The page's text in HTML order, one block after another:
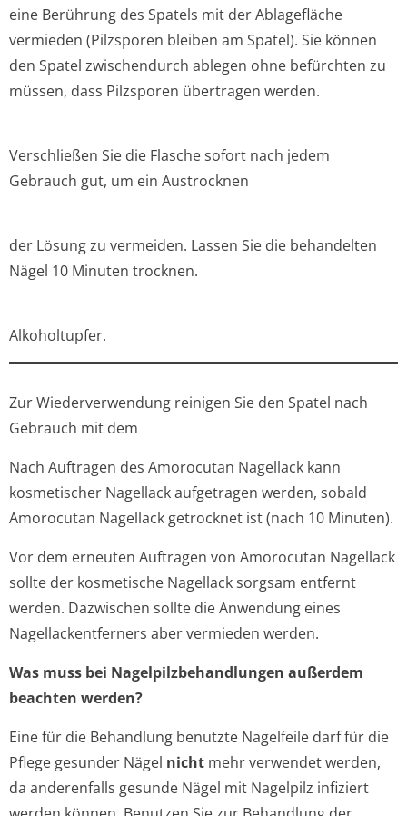
eine Berührung des Spatels mit der Ablagefläche
vermieden (Pilzsporen bleiben am Spatel). Sie können
den Spatel zwischendurch ablegen ohne befürchten zu
müssen, dass Pilzsporen übertragen werden.
Verschließen Sie die Flasche sofort nach jedem
Gebrauch gut, um ein Austrocknen
der Lösung zu vermeiden. Lassen Sie die behandelten
Nägel 10 Minuten trocknen.
Alkoholtupfer.
Zur Wiederverwendung reinigen Sie den Spatel nach
Gebrauch mit dem
Nach Auftragen des Amorocutan Nagellack kann
kosmetischer Nagellack aufgetragen werden, sobald
Amorocutan Nagellack getrocknet ist (nach 10 Minuten).
Vor dem erneuten Auftragen von Amorocutan Nagellack
sollte der kosmetische Nagellack sorgsam entfernt
werden. Dazwischen sollte die Anwendung eines
Nagellackentferners aber vermieden werden.
Was muss bei Nagelpilzbehan­dlungen außerdem
beachten werden?
Eine für die Behandlung benutzte Nagelfeile darf für die
Pflege gesunder Nägel nicht mehr verwendet werden,
da anderenfalls gesunde Nägel mit Nagelpilz infiziert